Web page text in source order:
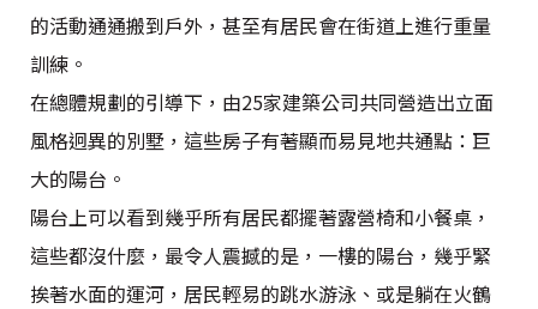
的活動通通搬到戶外，甚至有居民會在街道上進行重量
訓練。
在總體規劃的引導下，由25家建築公司共同營造出立面
風格迥異的別墅，這些房子有著顯而易見地共通點：巨
大的陽台。
陽台上可以看到幾乎所有居民都擺著露營椅和小餐桌，
這些都沒什麼，最令人震撼的是，一樓的陽台，幾乎緊
挨著水面的運河，居民輕易的跳水游泳、或是躺在火鶴